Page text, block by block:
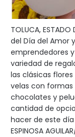
TOLUCA, ESTADO
del Día del Amor
emprendedores
variedad de
las clásicas
velas con formas
chocolates y
cantidad de
hacer de este día
ESPINOSA